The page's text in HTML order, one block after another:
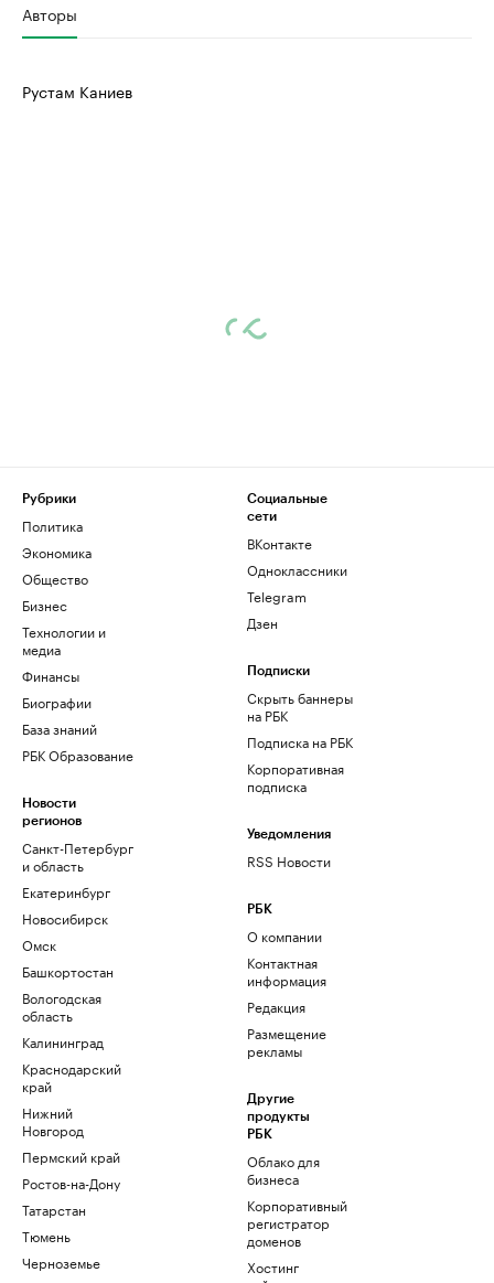
Авторы
Рустам Каниев
Рубрики
Политика
Экономика
Общество
Бизнес
Технологии и
медиа
Финансы
Биографии
База знаний
РБК Образование
Новости
регионов
Санкт-Петербург
и область
Екатеринбург
Новосибирск
Омск
Башкортостан
Вологодская
область
Калининград
Краснодарский
край
Нижний
Новгород
Пермский край
Ростов-на-Дону
Татарстан
Тюмень
Черноземье
Социальные
сети
ВКонтакте
Одноклассники
Telegram
Дзен
Подписки
Скрыть баннеры
на РБК
Подписка на РБК
Корпоративная
подписка
Уведомления
RSS Новости
РБК
О компании
Контактная
информация
Редакция
Размещение
рекламы
Другие
продукты
РБК
Облако для
бизнеса
Корпоративный
регистратор
доменов
Хостинг